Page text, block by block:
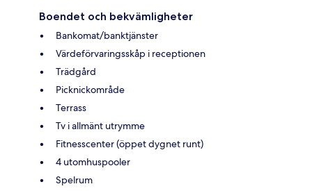
Boendet och bekvämligheter
Bankomat/banktjänster
Värdeförvaringsskåp i receptionen
Trädgård
Picknickområde
Terrass
Tv i allmänt utrymme
Fitnesscenter (öppet dygnet runt)
4 utomhuspooler
Spelrum